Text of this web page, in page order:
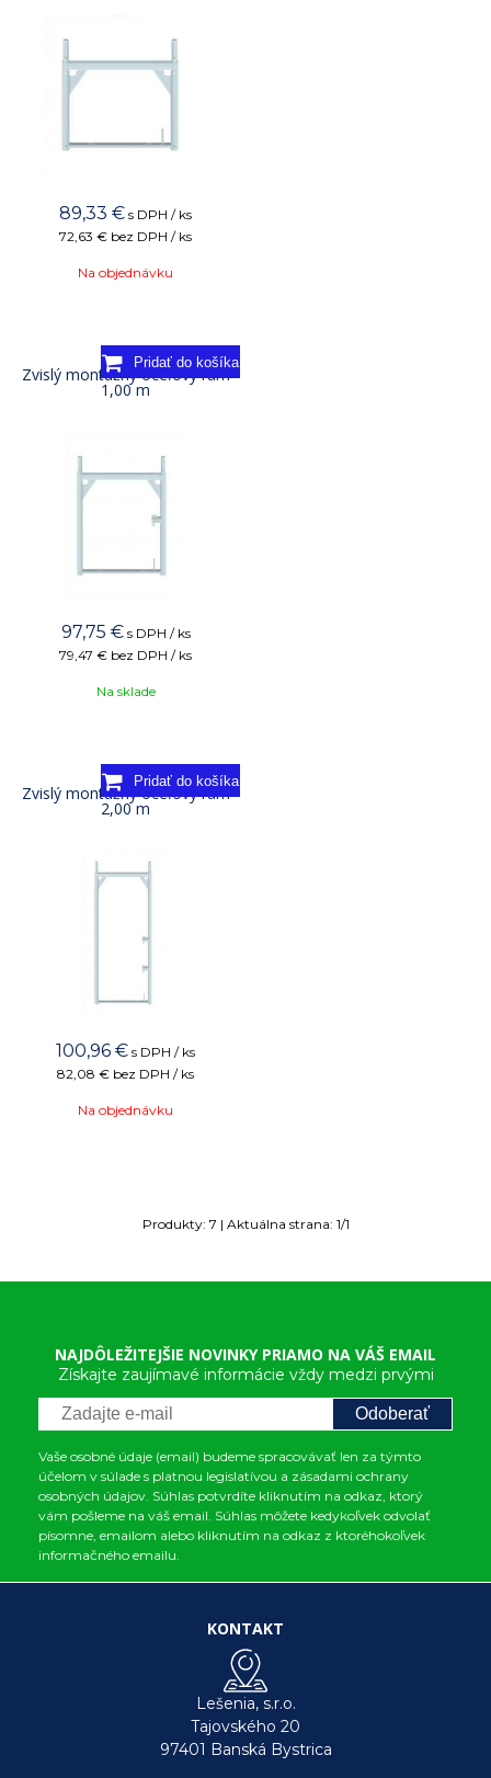
89,33 € s DPH / ks
72,63 € bez DPH / ks
Na objednávku
Zvislý montážny oceľový rám
1,00 m
97,75 € s DPH / ks
79,47 € bez DPH / ks
Na sklade
Zvislý montážny oceľový rám
2,00 m
100,96 € s DPH / ks
82,08 € bez DPH / ks
Na objednávku
Produkty: 7 | Aktuálna strana: 1/1
NAJDÔLEŽITEJŠIE NOVINKY PRIAMO NA VÁŠ EMAIL
Získajte zaujímavé informácie vždy medzi prvými
Odoberať
Vaše osobné údaje (email) budeme spracovávať len za týmto
účelom v súlade s platnou legislatívou a zásadami ochrany
osobných údajov. Súhlas potvrdíte kliknutím na odkaz, ktorý
vám pošleme na váš email. Súhlas môžete kedykoľvek odvolať
písomne, emailom alebo kliknutím na odkaz z ktoréhokoľvek
informačného emailu.
KONTAKT
Lešenia, s.r.o.
Tajovského 20
97401 Banská Bystrica